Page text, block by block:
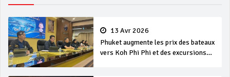
13 Avr 2026
Phuket augmente les prix des bateaux
vers Koh Phi Phi et des excursions